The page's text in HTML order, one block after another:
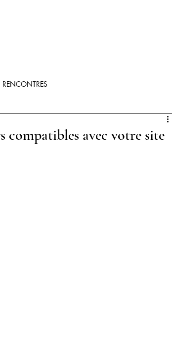
RENCONTRES
compatibles avec votre site